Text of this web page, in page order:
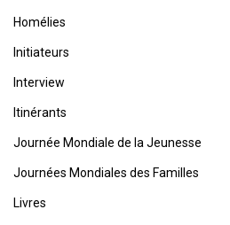
Homélies
Initiateurs
Interview
Itinérants
Journée Mondiale de la Jeunesse
Journées Mondiales des Familles
Livres